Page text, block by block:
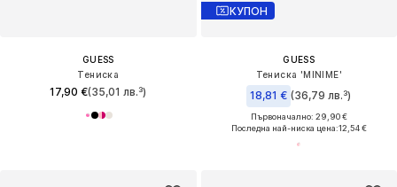
GUESS
Тениска
17,90 €(35,01 лв.³)
КУПОН
GUESS
Тениска 'MINIME'
18,81 € (36,79 лв.³)
Първоначално: 29,90 €
Последна най-ниска цена:12,54 €